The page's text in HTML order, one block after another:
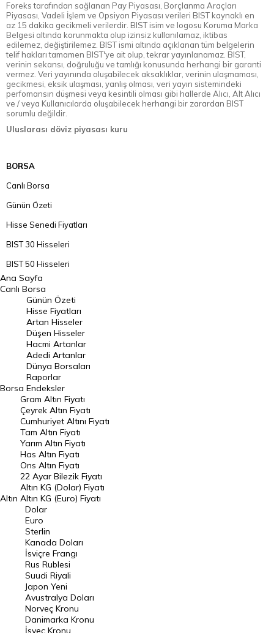
Foreks tarafından sağlanan Pay Piyasası, Borçlanma Araçları
Piyasası, Vadeli İşlem ve Opsiyon Piyasası verileri BIST kaynaklı en
az 15 dakika gecikmeli verilerdir. BIST isim ve logosu Koruma Marka
Belgesi altında korunmakta olup izinsiz kullanılamaz, iktibas
edilemez, değiştirilemez. BIST ismi altında açıklanan tüm belgelerin
telif hakları tamamen BIST'ye ait olup, tekrar yayınlanamaz. BIST,
verinin sekansı, doğruluğu ve tamlığı konusunda herhangi bir garanti
vermez. Veri yayınında oluşabilecek aksaklıklar, verinin ulaşmaması,
gecikmesi, eksik ulaşması, yanlış olması, veri yayın sistemindeki
perfomansın düşmesi veya kesintili olması gibi hallerde Alıcı, Alt Alıcı
ve / veya Kullanıcılarda oluşabilecek herhangi bir zarardan BIST
sorumlu değildir.
Uluslarası döviz piyasası kuru
BORSA
Canlı Borsa
Günün Özeti
Hisse Senedi Fiyatları
BIST 30 Hisseleri
BIST 50 Hisseleri
BIST 100 Hisseleri
En Çok Artan Hisseler
En Çok Düşen Hisseler
Hacmi Artanlar
Geçmiş Kapanışlar
Dünya Borsaları
Raporlar
Endeksler
DÖVİZ
Döviz Kuru
Dolar Kuru
Euro Kuru
Pound Kuru
Frank Kuru
Riyal Kuru
Avustralya Doları
Danimarka Kronu Kuru
Kanada Doları Kuru
Ana Sayfa
Canlı Borsa
Borsa
Günün Özeti
Hisse Fiyatları
Artan Hisseler
Düşen Hisseler
Hacmi Artanlar
Adedi Artanlar
Dünya Borsaları
Raporlar
Endeksler
Altın
Gram Altın Fiyatı
Çeyrek Altın Fiyatı
Cumhuriyet Altını Fiyatı
Tam Altın Fiyatı
Yarım Altın Fiyatı
Has Altın Fiyatı
Ons Altın Fiyatı
22 Ayar Bilezik Fiyatı
Altın KG (Dolar) Fiyatı
Altın KG (Euro) Fiyatı
Dolar
Euro
Sterlin
Kanada Doları
İsviçre Frangı
Rus Rublesi
Suudi Riyali
Japon Yeni
Avustralya Doları
Norveç Kronu
Danimarka Kronu
İsveç Kronu